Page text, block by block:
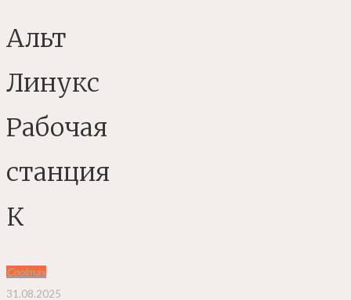
Альт
Линукс
Рабочая
станция
К
Coolmax
31.08.2025